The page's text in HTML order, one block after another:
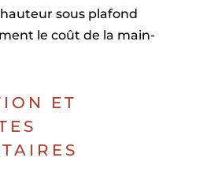
sous plafond
le coût de la main-
ET